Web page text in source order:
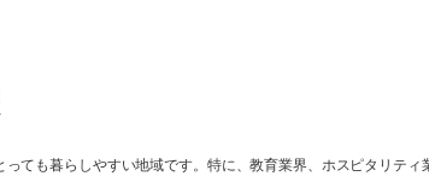
ても暮らしやすい地域です。特に、教育業界、ホスピタリテ